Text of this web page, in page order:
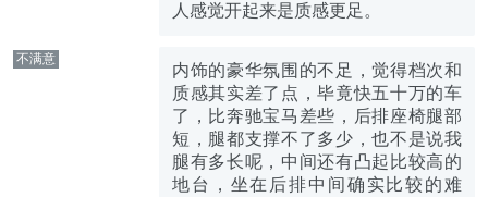
人感觉开起来是质感更足。
不满意
内饰的豪华氛围的不足，觉得档次和
质感其实差了点，毕竟快五十万的车
了，比奔驰宝马差些，后排座椅腿部
短，腿都支撑不了多少，也不是说我
腿有多长呢，中间还有凸起比较高的
地台，坐在后排中间确实比较的难